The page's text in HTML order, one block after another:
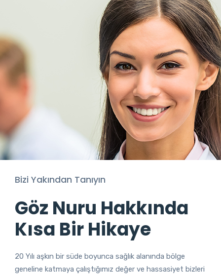
Bizi Yakından Tanıyın
Göz Nuru Hakkında
Kısa Bir Hikaye
20 Yılı aşkın bir süde boyunca sağlık alanında bölge
geneline katmaya çalıştığımız değer ve hassasiyet bizleri